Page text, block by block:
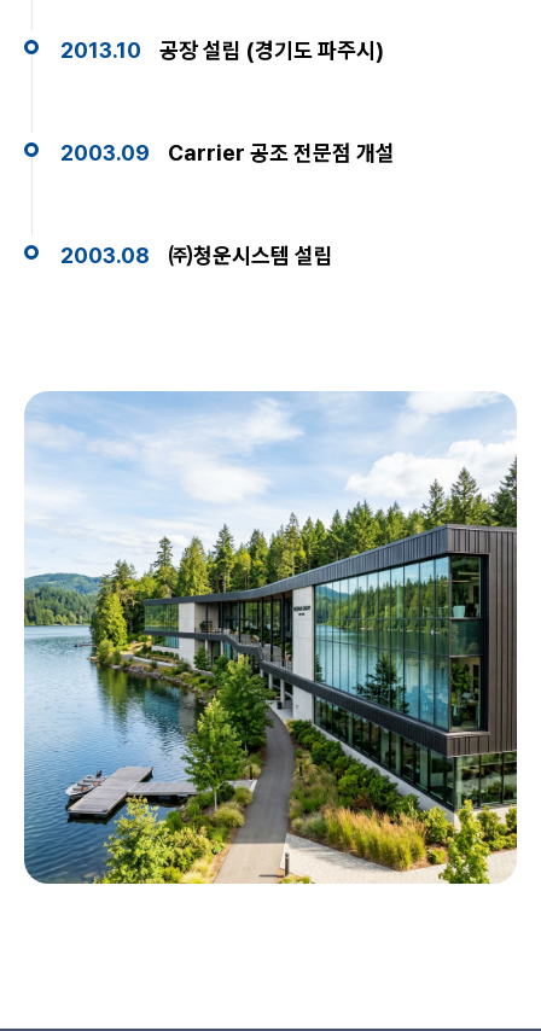
2013.10 공장 설립 (경기도 파주시)
2003.09 Carrier 공조 전문점 개설
2003.08 ㈜청운시스템 설립